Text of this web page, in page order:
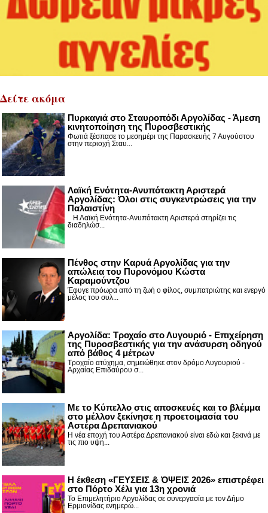
Δείτε ακόμα
Πυρκαγιά στο Σταυροπόδι Αργολίδας - Άμεση
κινητοποίηση της Πυροσβεστικής
Φωτιά ξέσπασε το μεσημέρι της Παρασκευής 7 Αυγούστου
στην περιοχή Σταυ...
Λαϊκή Ενότητα-Ανυπότακτη Αριστερά
Αργολίδας: Όλοι στις συγκεντρώσεις για την
Παλαιστίνη
Η Λαϊκή Ενότητα-Ανυπότακτη Αριστερά στηρίζει τις
διαδηλώσ...
Πένθος στην Καρυά Αργολίδας για την
απώλεια του Πυρονόμου Κώστα
Καραμούντζου
Έφυγε πρόωρα από τη ζωή ο φίλος, συμπατριώτης και ενεργό
μέλος του συλ...
Αργολίδα: Τροχαίο στο Λυγουριό - Επιχείρηση
της Πυροσβεστικής για την ανάσυρση οδηγού
από βάθος 4 μέτρων
Τροχαίο ατύχημα, σημειώθηκε στον δρόμο Λυγουριού -
Αρχαίας Επιδαύρου σ...
Με το Κύπελλο στις αποσκευές και το βλέμμα
στο μέλλον ξεκίνησε η προετοιμασία του
Αστέρα Δρεπανιακού
Η νέα εποχή του Αστέρα Δρεπανιακού είναι εδώ και ξεκινά με
τις πιο υψη...
Η έκθεση «ΓΕΥΣΕΙΣ & ΌΨΕΙΣ 2026» επιστρέφει
στο Πόρτο Χέλι για 13η χρονιά
Το Επιμελητήριο Αργολίδας σε συνεργασία με τον Δήμο
Ερμιονίδας ενημερώ...